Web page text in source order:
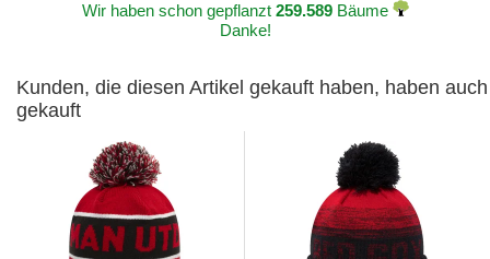
Wir haben schon gepflanzt 259.589Bäume
Danke!
Kunden, die diesen Artikel gekauft haben, haben auch
gekauft